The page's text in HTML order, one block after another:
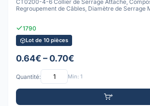
CT0200-4-6 Collier de Serrage Attache,
Regroupement de Câbles, Diamètre de Serrage
1790
Lot de 10 pièces
0.64€ – 0.70€
Quantité: Min: 1